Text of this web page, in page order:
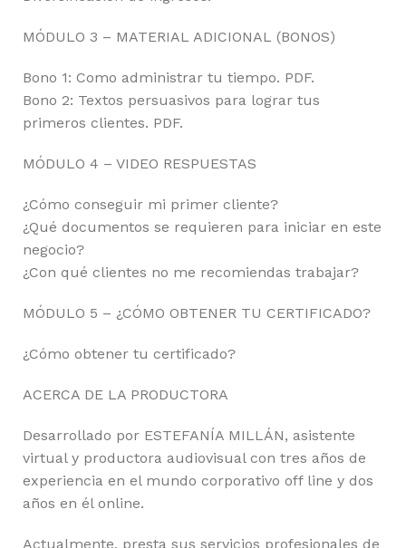
MÓDULO 3 – MATERIAL ADICIONAL (BONOS)
Bono 1: Como administrar tu tiempo. PDF.
Bono 2: Textos persuasivos para lograr tus
primeros clientes. PDF.
MÓDULO 4 – VIDEO RESPUESTAS
¿Cómo conseguir mi primer cliente?
¿Qué documentos se requieren para iniciar en este
negocio?
¿Con qué clientes no me recomiendas trabajar?
MÓDULO 5 – ¿CÓMO OBTENER TU CERTIFICADO?
¿Cómo obtener tu certificado?
ACERCA DE LA PRODUCTORA
Desarrollado por ESTEFANÍA MILLÁN, asistente
virtual y productora audiovisual con tres años de
experiencia en el mundo corporativo off line y dos
años en él online.
Actualmente, presta sus servicios profesionales de